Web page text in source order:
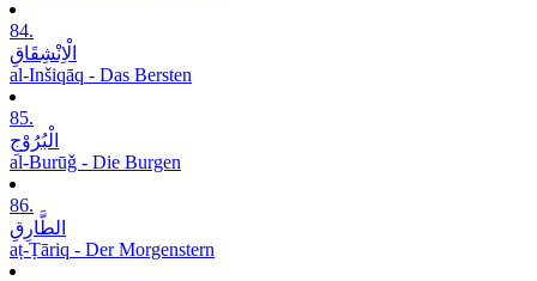
84.
الْاِنْشِقَاقِ
al-Inšiqāq - Das Bersten
85.
الْبُرُوْجِ
al-Burūǧ - Die Burgen
86.
الطَّارِقِ
aṭ-Ṭāriq - Der Morgenstern